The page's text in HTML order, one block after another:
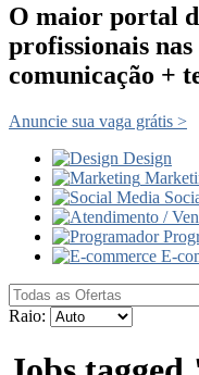
O maior portal
profissionais nas
comunicação +
Anuncie sua vaga grátis >
Design
E-
Raio: